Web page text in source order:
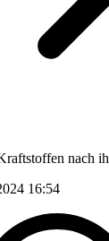
nach
16:54